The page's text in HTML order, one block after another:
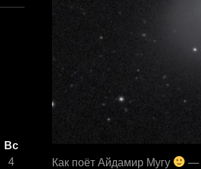
Как поёт Айдамир Мугу
—
Вс
4